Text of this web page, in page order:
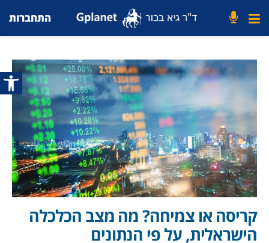
פתח
התחברות
קריסה או צמיחה? מה מצב הכלכלה
הישראלית, על פי הנתונים